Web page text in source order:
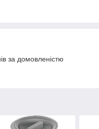
за домовленістю